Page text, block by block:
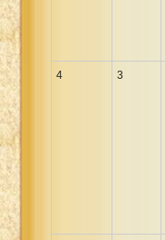
4 3